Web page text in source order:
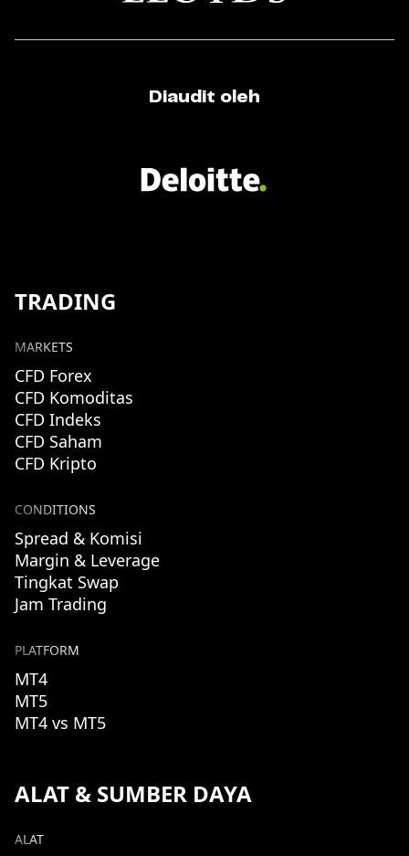
Diaudit oleh
TRADING
MARKETS
CFD Forex
CFD Komoditas
CFD Indeks
CFD Saham
CFD Kripto
CONDITIONS
Spread & Komisi
Margin & Leverage
Tingkat Swap
Jam Trading
PLATFORM
MT4
MT5
MT4 vs MT5
ALAT & SUMBER DAYA
ALAT